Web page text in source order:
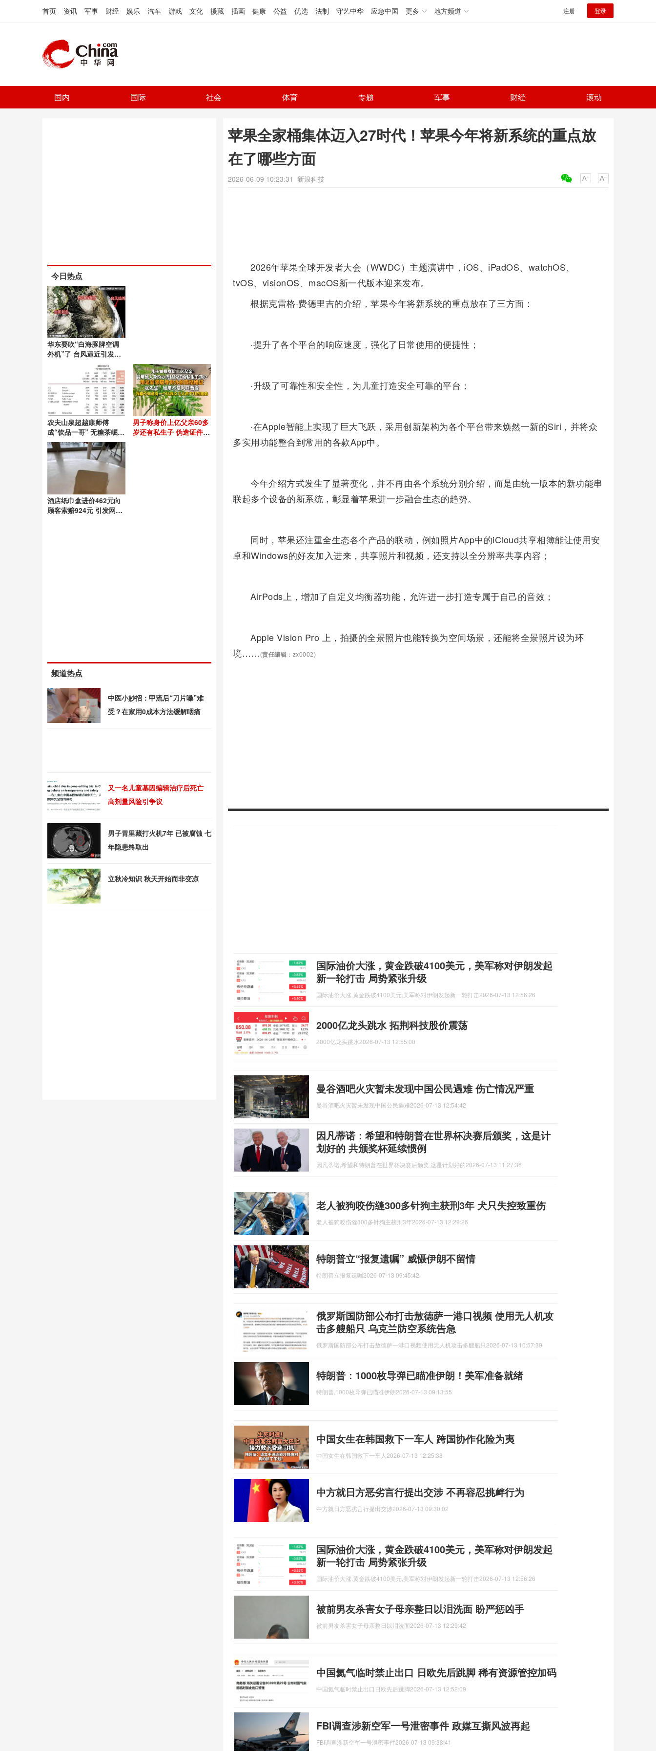
首页 资讯 军事 财经 娱乐 汽车 游戏 文化 援藏 插画 健康 公益 优选 法制 守艺中华 应急中国 更多 地方频道 注册 登录
国内 国际 社会 体育 专题 军事 财经 滚动
苹果全家桶集体迈入27时代！苹果今年将新系统的重点放
在了哪些方面
2026-06-09 10:23:31 新浪科技
2026年苹果全球开发者大会（WWDC）主题演讲中，iOS、iPadOS、watchOS、
tvOS、visionOS、macOS新一代版本迎来发布。
根据克雷格·费德里吉的介绍，苹果今年将新系统的重点放在了三方面：
·提升了各个平台的响应速度，强化了日常使用的便捷性；
·升级了可靠性和安全性，为儿童打造安全可靠的平台；
·在Apple智能上实现了巨大飞跃，采用创新架构为各个平台带来焕然一新的Siri，并将众
多实用功能整合到常用的各款App中。
今年介绍方式发生了显著变化，并不再由各个系统分别介绍，而是由统一版本的新功能串
联起多个设备的新系统，彰显着苹果进一步融合生态的趋势。
同时，苹果还注重全生态各个产品的联动，例如照片App中的iCloud共享相簿能让使用安
卓和Windows的好友加入进来，共享照片和视频，还支持以全分辨率共享内容；
AirPods上，增加了自定义均衡器功能，允许进一步打造专属于自己的音效；
Apple Vision Pro 上，拍摄的全景照片也能转换为空间场景，还能将全景照片设为环
境…… (责任编辑 ：zx0002)
国际油价大涨，黄金跌破4100美元，美军称对伊朗发起
新一轮打击 局势紧张升级
国际油价大涨,黄金跌破4100美元,美军称对伊朗发起新一轮打击2026-07-13 12:56:26
2000亿龙头跳水 拓荆科技股价震荡
2000亿龙头跳水2026-07-13 12:55:00
曼谷酒吧火灾暂未发现中国公民遇难 伤亡情况严重
曼谷酒吧火灾暂未发现中国公民遇难2026-07-13 12:54:42
因凡蒂诺：希望和特朗普在世界杯决赛后颁奖，这是计
划好的 共颁奖杯延续惯例
因凡蒂诺,希望和特朗普在世界杯决赛后颁奖,这是计划好的2026-07-13 11:27:36
老人被狗咬伤缝300多针狗主获刑3年 犬只失控致重伤
老人被狗咬伤缝300多针狗主获刑3年2026-07-13 12:29:26
特朗普立“报复遗嘱” 威慑伊朗不留情
特朗普立报复遗嘱2026-07-13 09:45:42
俄罗斯国防部公布打击敖德萨一港口视频 使用无人机攻
击多艘船只 乌克兰防空系统告急
俄罗斯国防部公布打击敖德萨一港口视频使用无人机攻击多艘船只2026-07-13 10:57:39
特朗普：1000枚导弹已瞄准伊朗！美军准备就绪
特朗普,1000枚导弹已瞄准伊朗2026-07-13 09:13:55
中国女生在韩国救下一车人 跨国协作化险为夷
中国女生在韩国救下一车人 2026-07-13 12:25:38
中方就日方恶劣言行提出交涉 不再容忍挑衅行为
中方就日方恶劣言行提出交涉2026-07-13 09:30:02
国际油价大涨，黄金跌破4100美元，美军称对伊朗发起
新一轮打击 局势紧张升级
国际油价大涨,黄金跌破4100美元,美军称对伊朗发起新一轮打击2026-07-13 12:56:26
被前男友杀害女子母亲整日以泪洗面 盼严惩凶手
被前男友杀害女子母亲整日以泪洗面2026-07-13 12:29:42
中国氦气临时禁止出口 日欧先后跳脚 稀有资源管控加码
中国氦气临时禁止出口日欧先后跳脚2026-07-13 12:52:09
FBI调查涉新空军一号泄密事件 政媒互撕风波再起
FBI调查涉新空军一号泄密事件2026-07-13 09:38:41
今日热点
华东要吹“白海豚牌空调
外机”了 台风逼近引发高
农夫山泉超越康师傅
成“饮品一哥” 无糖茶崛起
助力
男子称身价上亿父亲60多
岁还有私生子 伪造证件落
酒店纸巾盒进价462元向
顾客索赔924元 引发网友
频道热点
中医小妙招：甲流后“刀片嗓”难
受？在家用0成本方法缓解咽痛
又一名儿童基因编辑治疗后死亡
高剂量风险引争议
男子胃里藏打火机7年 已被腐蚀 七
年隐患终取出
立秋冷知识 秋天开始而非变凉